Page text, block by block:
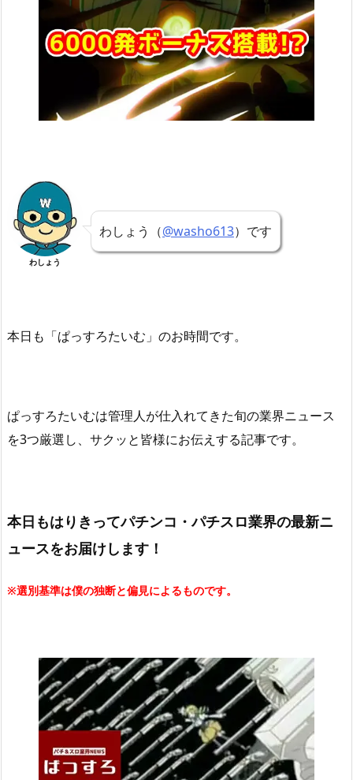
わしょう
わしょう（@washo613）です
本日も「ぱっすろたいむ」 のお時間です。
ぱっすろたいむは管理人が仕入れてきた旬の業界ニュース
を3つ厳選し、サクッと皆様にお伝えする記事です。
本日もはりきってパチンコ・パチスロ業界の最新ニ
ュースをお届けします！
※選別基準は僕の独断と偏見によるものです。